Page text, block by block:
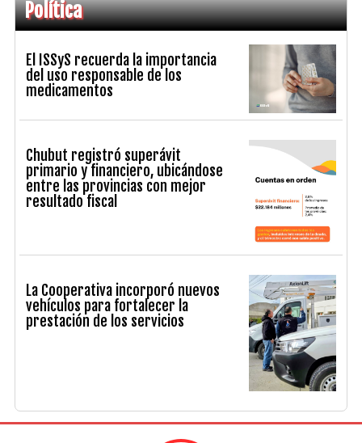
Política
El ISSyS recuerda la importancia
del uso responsable de los
medicamentos
Chubut registró superávit
primario y financiero, ubicándose
entre las provincias con mejor
resultado fiscal
La Cooperativa incorporó nuevos
vehículos para fortalecer la
prestación de los servicios